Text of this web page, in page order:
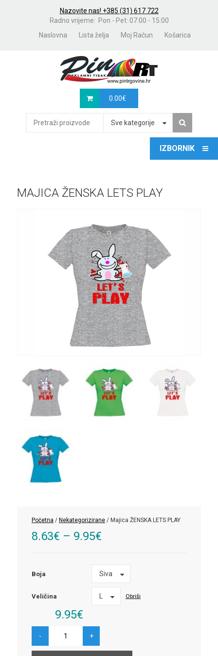
Nazovite nas! +385 (31) 617 722
Radno vrijeme: Pon - Pet: 07:00 - 15:00
Naslovna
Lista želja Moj Račun Košarica
0.00€
Sve kategorije
MAJICA ŽENSKA LETS PLAY
Početna / Nekategorizirane / Majica ŽENSKA LETS PLAY
8.63€ – 9.95€
Boja Siva
Boja
Veličina Veličina Obriši
9.95€